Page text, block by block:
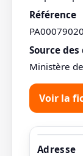
Référence
PA00079020
Source des
Ministère
Voir la
Adresse